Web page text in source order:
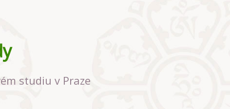
studiu v Praze